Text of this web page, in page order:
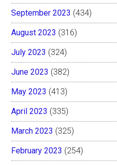
September 2023 (434)
August 2023 (316)
July 2023 (324)
June 2023 (382)
May 2023 (413)
April 2023 (335)
March 2023 (325)
February 2023 (254)